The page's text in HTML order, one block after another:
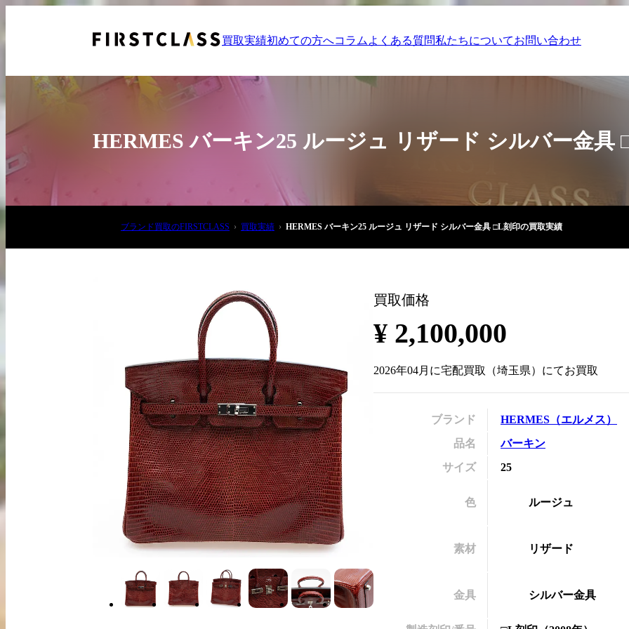
買取実績初めての方へコラム よくある質問私たちについてお問い合わせ
03-6908-5890
出張買取の
お申込み
LINE査定
HERMES バーキン25 ルージュ リザード シルバー金具
ブランド買取のFIRSTCLASS 買取実績 HERMES バーキン25 ルージュ リザード シルバー金具 □L刻印の買取実績
買取価格
¥ 2,100,000
2026年04月 に宅配買取 （埼玉県）にてお買取
ブランド HERMES （エルメス）
品名
バーキン
サイズ
25
色 ルージュ
素材 リザード
金具 シルバー金具